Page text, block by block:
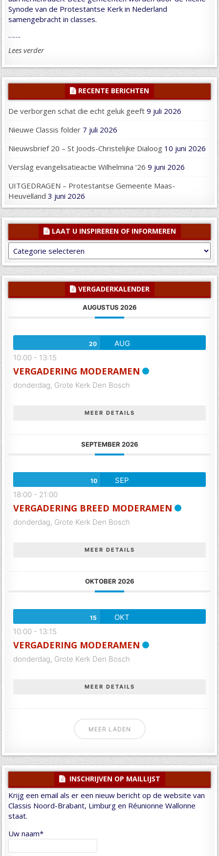
Synode van de Protestantse Kerk in Nederland
samengebracht in classes.
…….
Lees verder
RECENTE BERICHTEN
De verborgen schat die echt geluk geeft 9 juli 2026
Nieuwe Classis folder 7 juli 2026
Nieuwsbrief 20 – St Joods-Christelijke Dialoog 10 juni 2026
Verslag evangelisatieactie Wilhelmina ’26 9 juni 2026
UITGEDRAGEN – Protestantse Gemeente Maas-
Heuvelland 3 juni 2026
LAAT U INSPIREREN OF INFORMEREN
Laat
U
inspireren
of
VERGADERKALENDER
AUGUSTUS 2026
20
AUG
10:00 - 13:15
VERGADERING MODERAMEN
donderdag, Grote Kerk Den Bosch
MEER DETAILS
SEPTEMBER 2026
10
SEP
18:00 - 21:00
VERGADERING BREED MODERAMEN
donderdag, Grote Kerk Den Bosch
MEER DETAILS
OKTOBER 2026
15
OKT
10:00 - 13:15
VERGADERING MODERAMEN
donderdag, Grote Kerk Den Bosch
MEER DETAILS
MEER LADEN
INSCHRIJVEN OP MAILLIJST
Krijg een email als er een nieuw bericht op de website van
Classis Noord-Brabant, Limburg en Réunionne Wallonne
staat.
Uw naam*